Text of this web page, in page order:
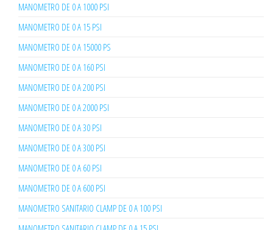
MANOMETRO DE 0 A 1000 PSI
MANOMETRO DE 0 A 15 PSI
MANOMETRO DE 0 A 15000 PS
MANOMETRO DE 0 A 160 PSI
MANOMETRO DE 0 A 200 PSI
MANOMETRO DE 0 A 2000 PSI
MANOMETRO DE 0 A 30 PSI
MANOMETRO DE 0 A 300 PSI
MANOMETRO DE 0 A 60 PSI
MANOMETRO DE 0 A 600 PSI
MANOMETRO SANITARIO CLAMP DE 0 A 100 PSI